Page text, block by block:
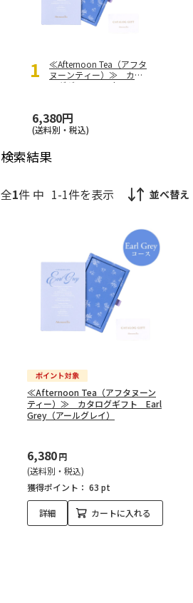
1
≪Afternoon Tea（アフタ
ヌーンティー）≫ カタ
ログギフト Earl
6,380円
(送料別・税込)
検索結果
全1件 中 1-1件を表示 並べ替え
≪Afternoon Tea（アフタヌーン
ティー）≫ カタログギフト Earl
Grey（アールグレイ）
6,380円
(送料別・税込)
獲得ポイント： 63 pt
詳細 カートに入れる